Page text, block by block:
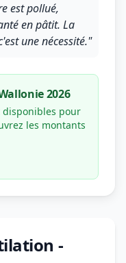
est pollué,
en pâtit. La
une nécessité."
2026
disponibles pour
les montants
-